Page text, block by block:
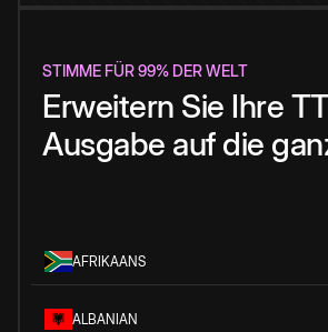
STIMME FÜR 99% DER WELT
Erweitern Sie Ihre
Ausgabe auf die
AFRIKAANS
ALBANIAN